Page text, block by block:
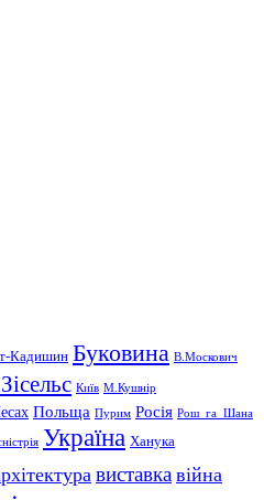
Кадишин Буковина В.Москович
Київ М.Кушнір
Польща Пурим Росія Рош_га_Шана
Україна Ханука
виставка війна